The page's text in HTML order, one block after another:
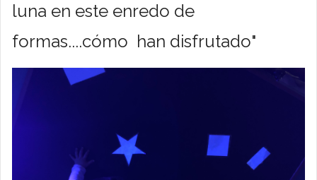
luna en este enredo de
formas....cómo han disfrutado"